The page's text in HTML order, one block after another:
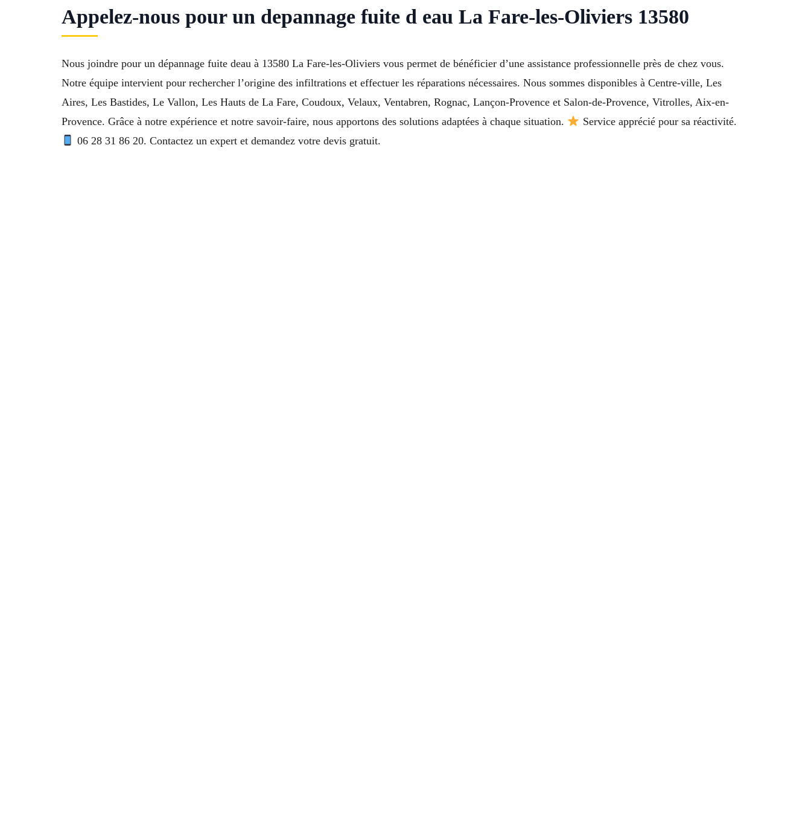
Appelez-nous pour un depannage fuite d eau La Fare-les-Oliviers 13580
Nous joindre pour un dépannage fuite deau à 13580 La Fare-les-Oliviers vous permet de bénéficier d’une assistance professionnelle près de chez vous.
Notre équipe intervient pour rechercher l’origine des infiltrations et effectuer les réparations nécessaires. Nous sommes disponibles à Centre-ville, Les
Aires, Les Bastides, Le Vallon, Les Hauts de La Fare, Coudoux, Velaux, Ventabren, Rognac, Lançon-Provence et Salon-de-Provence, Vitrolles, Aix-en-
Provence. Grâce à notre expérience et notre savoir-faire, nous apportons des solutions adaptées à chaque situation.
Service apprécié pour sa réactivité.
06 28 31 86 20. Contactez un expert et demandez votre devis gratuit.